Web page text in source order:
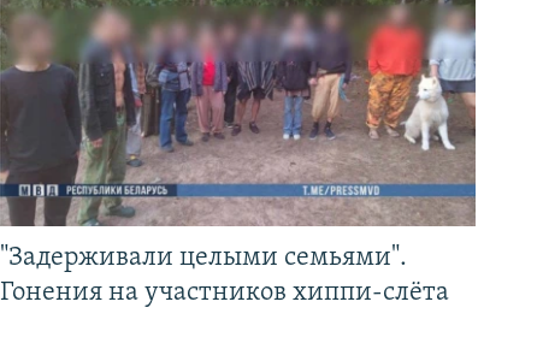
"Задерживали целыми семьями".
Гонения на участников хиппи-слёта